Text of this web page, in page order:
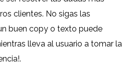
clientes. No sigas las
buen copy o texto puede
lleva al usuario a tomar la